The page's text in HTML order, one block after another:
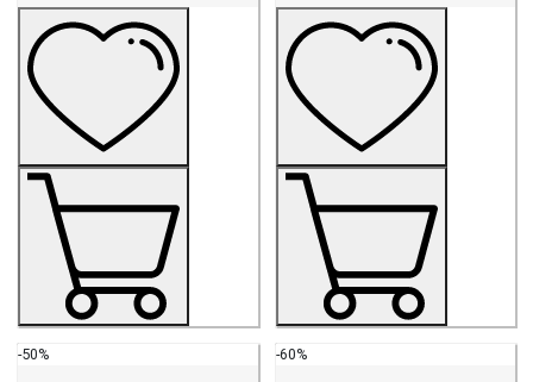
-50% -60%